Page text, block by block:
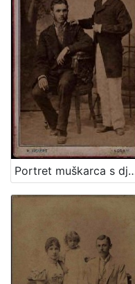
Portret muškarca s dječakom u bijelim hlačama / H. Fickert ;